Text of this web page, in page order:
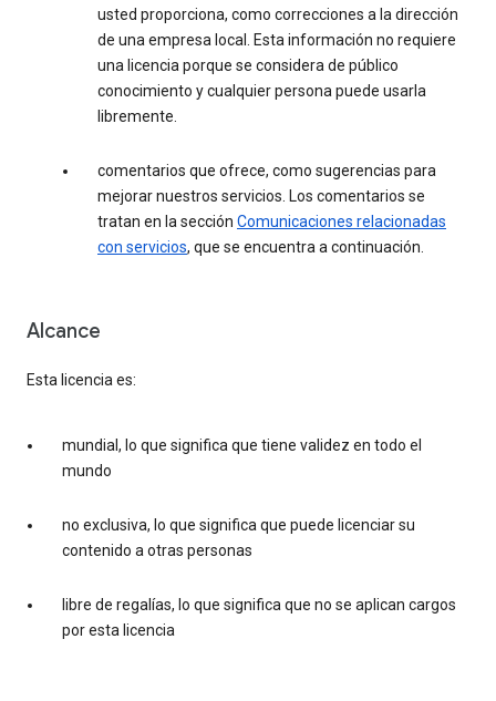
usted proporciona, como correcciones a la dirección
de una empresa local. Esta información no requiere
una licencia porque se considera de público
conocimiento y cualquier persona puede usarla
libremente.
comentarios que ofrece, como sugerencias para
mejorar nuestros servicios. Los comentarios se
tratan en la sección Comunicaciones relacionadas
con servicios, que se encuentra a continuación.
Alcance
Esta licencia es:
mundial, lo que significa que tiene validez en todo el
mundo
no exclusiva, lo que significa que puede licenciar su
contenido a otras personas
libre de regalías, lo que significa que no se aplican cargos
por esta licencia